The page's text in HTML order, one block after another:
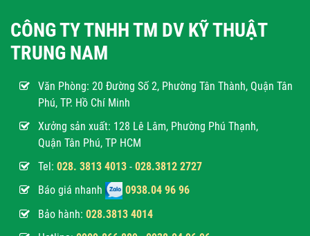
CÔNG TY TNHH TM DV KỸ THUẬT
TRUNG NAM
Văn Phòng: 20 Đường Số 2, Phường Tân Thành, Quận Tân
Phú, TP. Hồ Chí Minh
Xưởng sản xuất: 128 Lê Lâm, Phường Phú Thạnh,
Quận Tân Phú, TP HCM
Tel: 028. 3813 4013 - 028.3812 2727
Báo giá nhanh
0938.04 96 96
Bảo hành: 028.3813 4014